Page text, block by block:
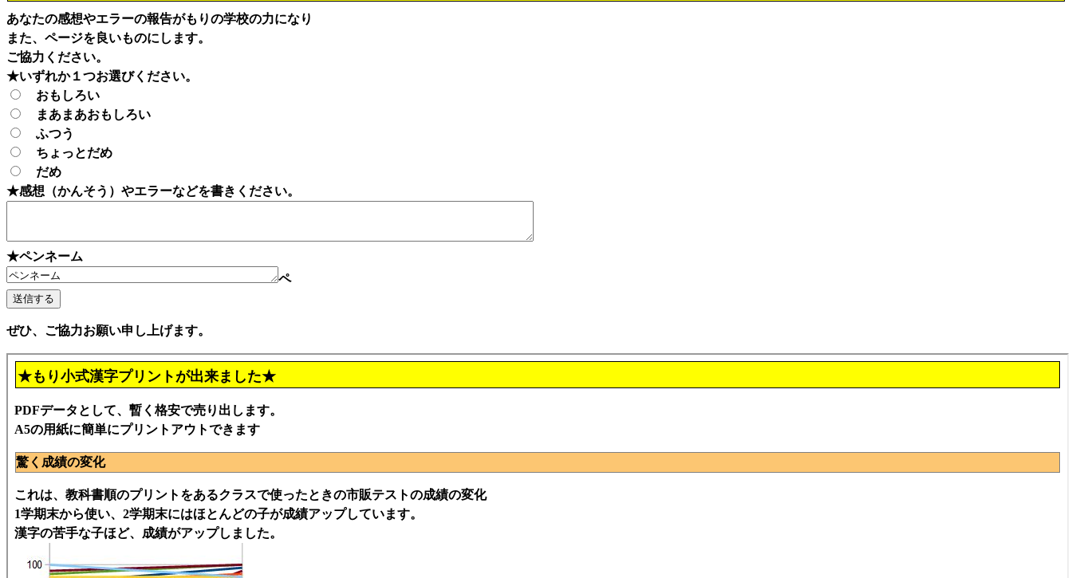
あなたの感想やエラーの報告がもりの学校の力になり
また、ページを良いものにします。
ご協力ください。
★いずれか１つお選びください。
おもしろい
まあまあおもしろい
ふつう
ちょっとだめ
だめ
★感想（かんそう）やエラーなどを書きください。
★ペンネーム
ペ
ぜひ、ご協力お願い申し上げます。